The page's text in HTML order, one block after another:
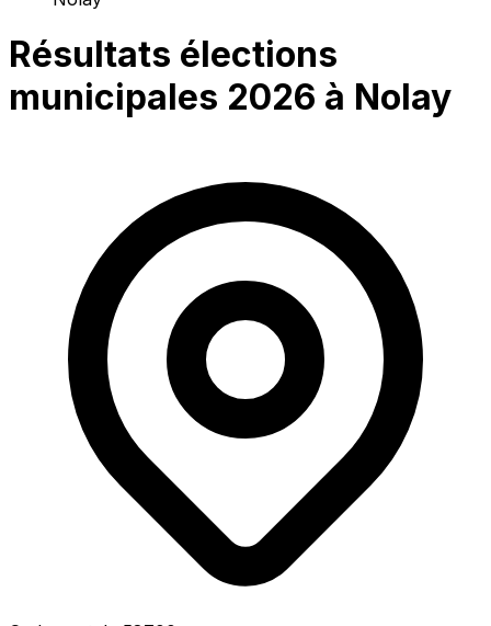
Résultats élections
municipales 2026 à Nolay